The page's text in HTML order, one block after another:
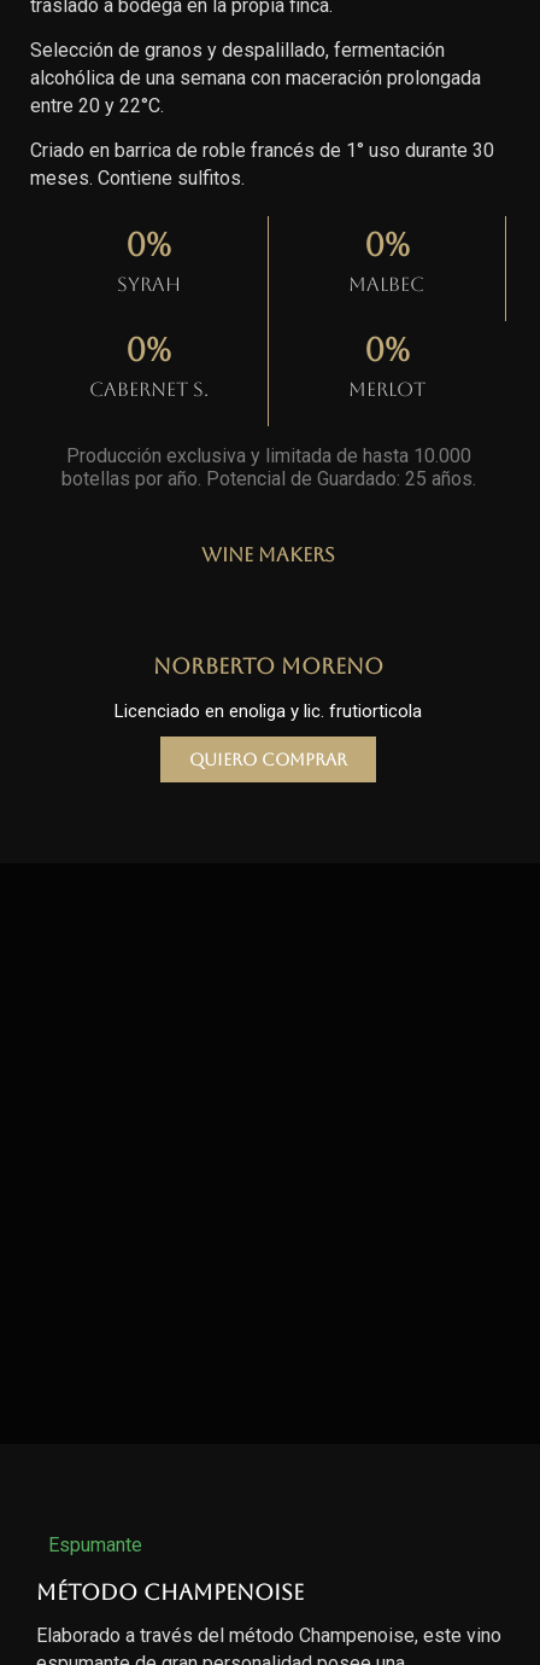
traslado a bodega en la propia finca.
Selección de granos y despalillado, fermentación
alcohólica de una semana con maceración prolongada
entre 20 y 22°C.
Criado en barrica de roble francés de 1° uso durante 30
meses. Contiene sulfitos.
Syrah
0%
Malbec
0%
Cabernet S.
0%
Merlot
0%
Producción exclusiva y limitada de hasta 10.000
botellas por año. Potencial de Guardado: 25 años.
Wine Makers
Norberto Moreno
Licenciado en enoliga y lic. frutiorticola
Quiero comprar
Espumante
Método Champenoise
Elaborado a través del método Champenoise, este vino